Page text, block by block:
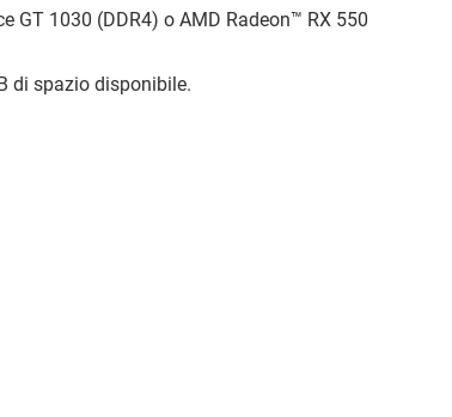
GT 1030 (DDR4) o AMD Radeon™ RX 550
di spazio disponibile.